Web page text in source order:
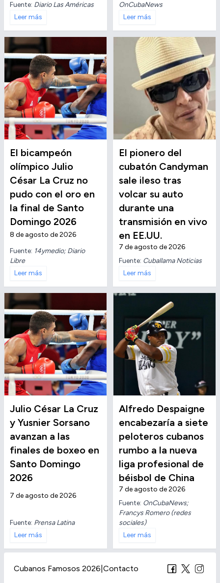
Fuente: Diario Las Américas
Leer más
OnCubaNews
Leer más
El bicampeón
olímpico Julio
César La Cruz no
pudo con el oro en
la final de Santo
Domingo 2026
8 de agosto de 2026
Fuente: 14ymedio; Diario
Libre
Leer más
El pionero del
cubatón Candyman
sale ileso tras
volcar su auto
durante una
transmisión en vivo
en EE.UU.
7 de agosto de 2026
Fuente: Cuballama Noticias
Leer más
Julio César La Cruz
y Yusnier Sorsano
avanzan a las
finales de boxeo en
Santo Domingo
2026
7 de agosto de 2026
Fuente: Prensa Latina
Leer más
Alfredo Despaigne
encabezaría a siete
peloteros cubanos
rumbo a la nueva
liga profesional de
béisbol de China
7 de agosto de 2026
Fuente: OnCubaNews;
Francys Romero (redes
sociales)
Leer más
Cubanos Famosos 2026 Contacto